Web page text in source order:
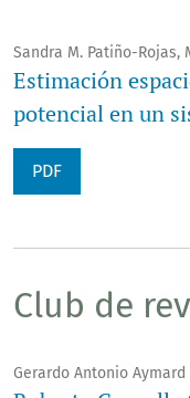
Sandra M. Patiño-Rojas,
Estimación
potencial en un
PDF
Club de
Gerardo Antonio Aymard